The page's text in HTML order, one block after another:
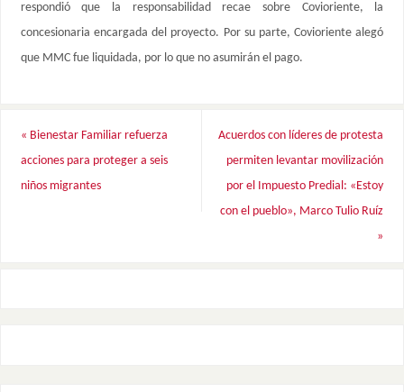
respondió que la responsabilidad recae sobre Covioriente, la
concesionaria encargada del proyecto. Por su parte, Covioriente alegó
que MMC fue liquidada, por lo que no asumirán el pago.
« Bienestar Familiar refuerza
acciones para proteger a seis
niños migrantes
Acuerdos con líderes de protesta
permiten levantar movilización
por el Impuesto Predial: «Estoy
con el pueblo», Marco Tulio Ruíz
»